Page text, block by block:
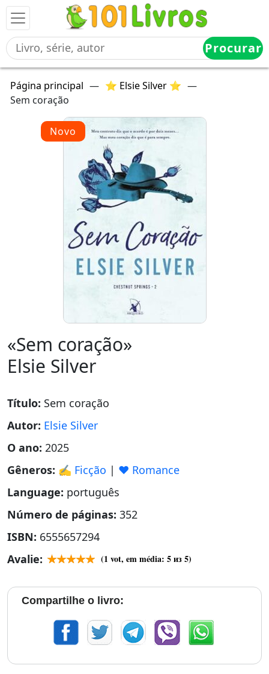
Procurar
Página principal — ⭐ Elsie Silver ⭐ —
Sem coração
Novo
«Sem coração»
Elsie Silver
Título: Sem coração
Autor: Elsie Silver
O ano: 2025
Gêneros: ✍️ Ficção | ❤️ Romance
Language: português
Número de páginas: 352
ISBN: 6555657294
Avalie:
(1 vot, em média: 5из 5)
Compartilhe o livro: